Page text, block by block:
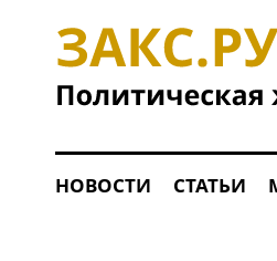
НОВОСТИ СТАТЬИ